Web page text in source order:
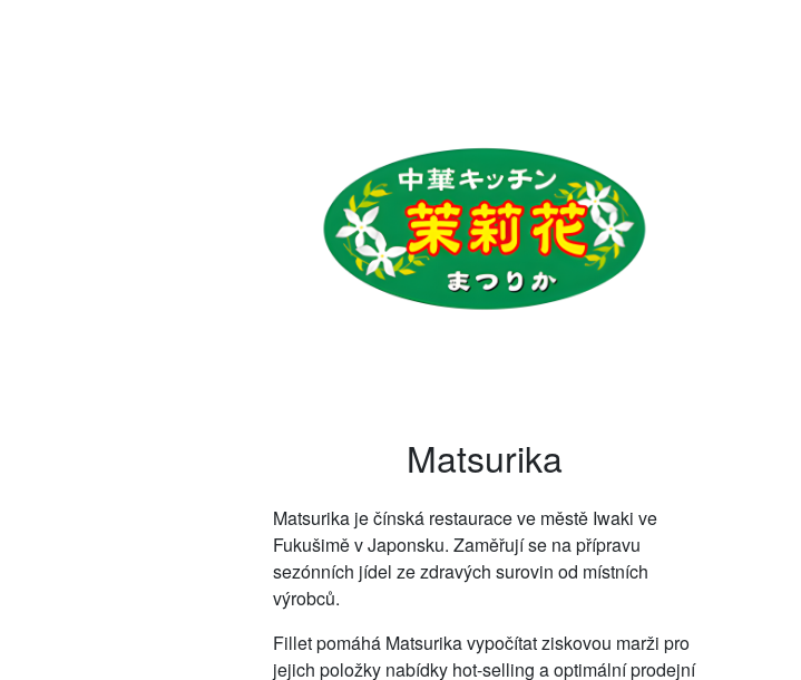
Matsurika
Matsurika je čínská restaurace ve městě Iwaki ve
Fukušimě v Japonsku. Zaměřují se na přípravu
sezónních jídel ze zdravých surovin od místních
výrobců.
Fillet pomáhá Matsurika vypočítat ziskovou marži pro
jejich položky nabídky hot-selling a optimální prodejní